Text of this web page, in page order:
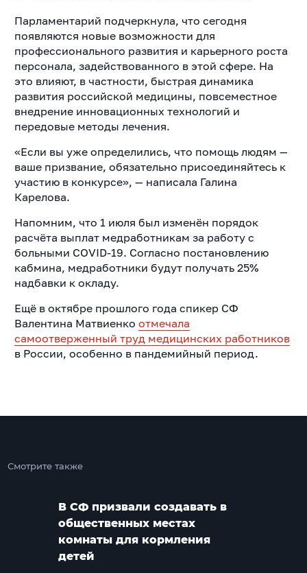
Парламентарий подчеркнула, что сегодня
появляются новые возможности для
профессионального развития и карьерного роста
персонала, задействованного в этой сфере. На
это влияют, в частности, быстрая динамика
развития российской медицины, повсеместное
внедрение инновационных технологий и
передовые методы лечения.
«Если вы уже определились, что помощь людям —
ваше призвание, обязательно присоединяйтесь к
участию в конкурсе», — написала Галина
Карелова.
Напомним, что 1 июля был изменён порядок
расчёта выплат медработникам за работу с
больными COVID-19. Согласно постановлению
кабмина, медработники будут получать 25%
надбавки к окладу.
Ещё в октябре прошлого года спикер СФ
Валентина Матвиенко отмечала
самоотверженный труд медицинских работников
в России, особенно в пандемийный период.
Смотрите также
В СФ призвали создавать в
общественных местах
комнаты для кормления
детей